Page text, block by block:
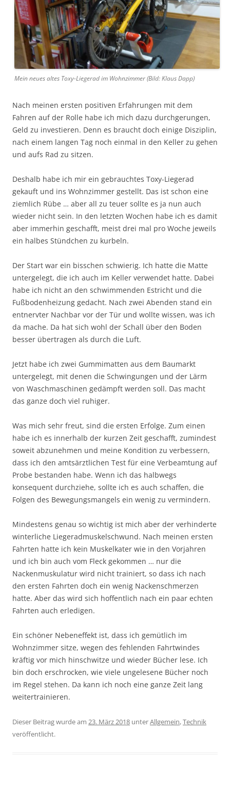
Mein neues altes Toxy-Liegerad im Wohnzimmer (Bild: Klaus Dapp)
Nach meinen ersten positiven Erfahrungen mit dem
Fahren auf der Rolle habe ich mich dazu durchgerungen,
Geld zu investieren. Denn es braucht doch einige Disziplin,
nach einem langen Tag noch einmal in den Keller zu gehen
und aufs Rad zu sitzen.
Deshalb habe ich mir ein gebrauchtes Toxy-Liegerad
gekauft und ins Wohnzimmer gestellt. Das ist schon eine
ziemlich Rübe … aber all zu teuer sollte es ja nun auch
wieder nicht sein. In den letzten Wochen habe ich es damit
aber immerhin geschafft, meist drei mal pro Woche jeweils
ein halbes Stündchen zu kurbeln.
Der Start war ein bisschen schwierig. Ich hatte die Matte
untergelegt, die ich auch im Keller verwendet hatte. Dabei
habe ich nicht an den schwimmenden Estricht und die
Fußbodenheizung gedacht. Nach zwei Abenden stand ein
entnervter Nachbar vor der Tür und wollte wissen, was ich
da mache. Da hat sich wohl der Schall über den Boden
besser übertragen als durch die Luft.
Jetzt habe ich zwei Gummimatten aus dem Baumarkt
untergelegt, mit denen die Schwingungen und der Lärm
von Waschmaschinen gedämpft werden soll. Das macht
das ganze doch viel ruhiger.
Was mich sehr freut, sind die ersten Erfolge. Zum einen
habe ich es innerhalb der kurzen Zeit geschafft, zumindest
soweit abzunehmen und meine Kondition zu verbessern,
dass ich den amtsärztlichen Test für eine Verbeamtung auf
Probe bestanden habe. Wenn ich das halbwegs
konsequent durchziehe, sollte ich es auch schaffen, die
Folgen des Bewegungsmangels ein wenig zu vermindern.
Mindestens genau so wichtig ist mich aber der verhinderte
winterliche Liegeradmuskelschwund. Nach meinen ersten
Fahrten hatte ich kein Muskelkater wie in den Vorjahren
und ich bin auch vom Fleck gekommen … nur die
Nackenmuskulatur wird nicht trainiert, so dass ich nach
den ersten Fahrten doch ein wenig Nackenschmerzen
hatte. Aber das wird sich hoffentlich nach ein paar echten
Fahrten auch erledigen.
Ein schöner Nebeneffekt ist, dass ich gemütlich im
Wohnzimmer sitze, wegen des fehlenden Fahrtwindes
kräftig vor mich hinschwitze und wieder Bücher lese. Ich
bin doch erschrocken, wie viele ungelesene Bücher noch
im Regel stehen. Da kann ich noch eine ganze Zeit lang
weitertrainieren.
Dieser Beitrag wurde am 23. März 2018 unterAllgemein,Technik
veröffentlicht.